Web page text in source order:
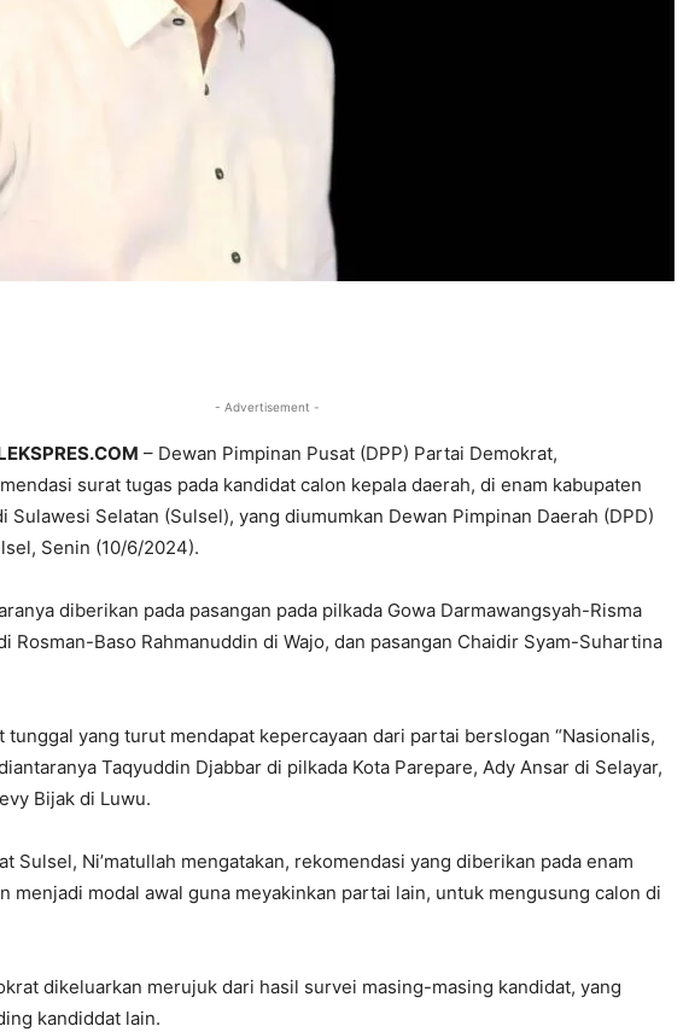
- Advertisement -
– Dewan Pimpinan Pusat (DPP) Partai Demokrat,
surat tugas pada kandidat calon kepala daerah, di enam kabupaten
Sulawesi Selatan (Sulsel), yang diumumkan Dewan Pimpinan Daerah (DPD)
Senin (10/6/2024).
diberikan pada pasangan pada pilkada Gowa Darmawangsyah-Risma
Rosman-Baso Rahmanuddin di Wajo, dan pasangan Chaidir Syam-Suhartina
tunggal yang turut mendapat kepercayaan dari partai berslogan “Nasionalis,
Taqyuddin Djabbar di pilkada Kota Parepare, Ady Ansar di Selayar,
Bijak di Luwu.
Sulsel, Ni’matullah mengatakan, rekomendasi yang diberikan pada enam
menjadi modal awal guna meyakinkan partai lain, untuk mengusung calon di
dikeluarkan merujuk dari hasil survei masing-masing kandidat, yang
kandiddat lain.